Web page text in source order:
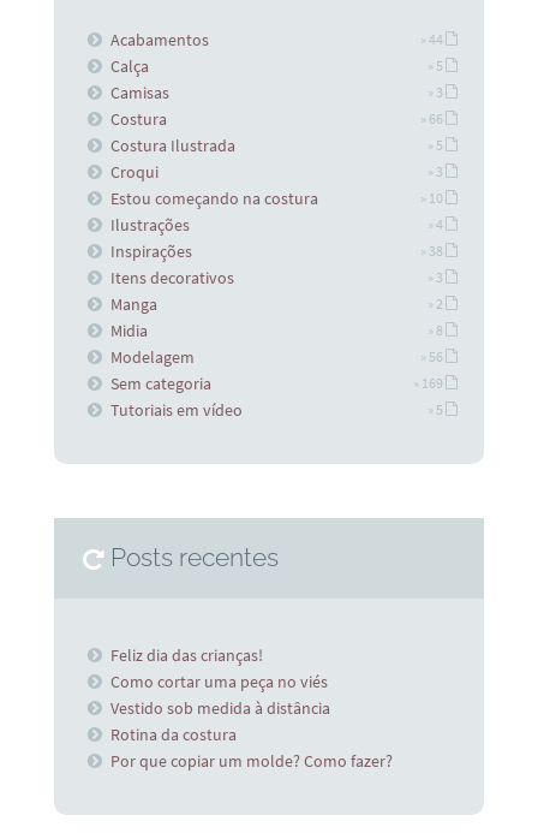
Acabamentos » 44
Calça » 5
Camisas » 3
Costura » 66
Costura Ilustrada » 5
Croqui » 3
Estou começando na costura » 10
Ilustrações » 4
Inspirações » 38
Itens decorativos » 3
Manga » 2
Midia » 8
Modelagem » 56
Sem categoria » 169
Tutoriais em vídeo » 5
Posts recentes
Feliz dia das crianças!
Como cortar uma peça no viés
Vestido sob medida à distância
Rotina da costura
Por que copiar um molde? Como fazer?